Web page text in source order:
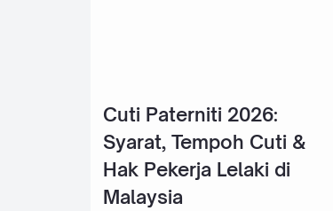
Cuti Paterniti 2026:
Syarat, Tempoh Cuti &
Hak Pekerja Lelaki di
Malaysia